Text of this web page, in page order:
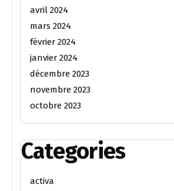
avril 2024
mars 2024
février 2024
janvier 2024
décembre 2023
novembre 2023
octobre 2023
Categories
activa